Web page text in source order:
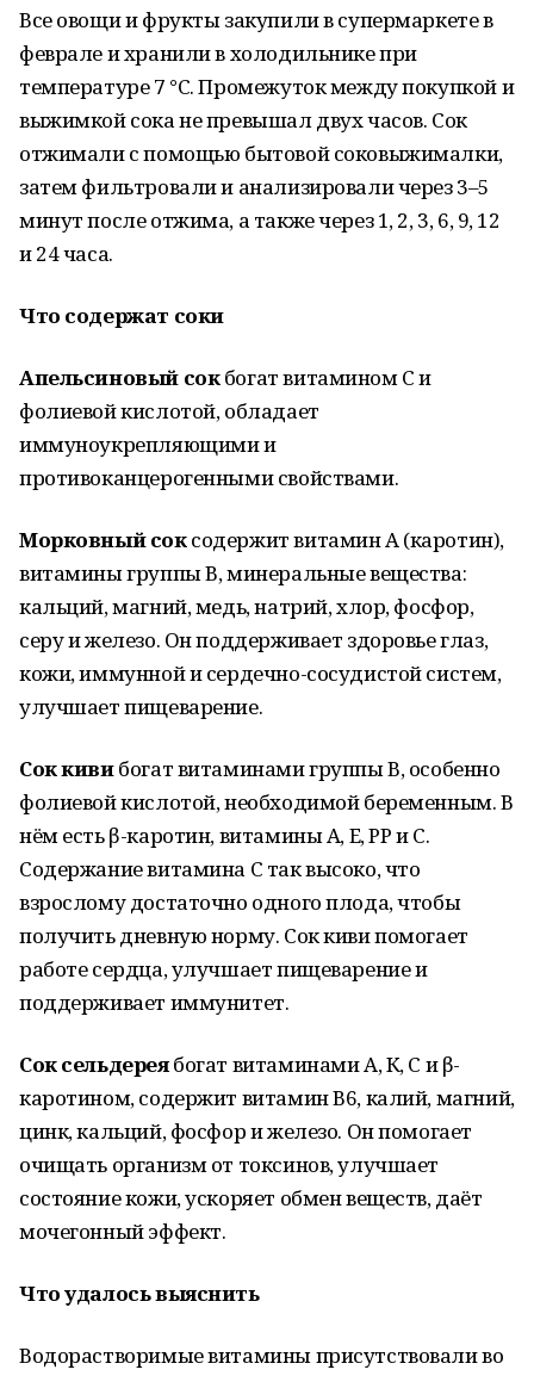
Все овощи и фрукты закупили в супермаркете в
феврале и хранили в холодильнике при
температуре 7 °С. Промежуток между покупкой и
выжимкой сока не превышал двух часов. Сок
отжимали с помощью бытовой соковыжималки,
затем фильтровали и анализировали через 3–5
минут после отжима, а также через 1, 2, 3, 6, 9, 12
и 24 часа.
Что содержат соки
Апельсиновый сокбогат витамином С и
фолиевой кислотой, обладает
иммуноукрепляющими и
противоканцерогенными свойствами.
Морковный соксодержит витамин А (каротин),
витамины группы В, минеральные вещества:
кальций, магний, медь, натрий, хлор, фосфор,
серу и железо. Он поддерживает здоровье глаз,
кожи, иммунной и сердечно-сосудистой систем,
улучшает пищеварение.
Сок кивибогат витаминами группы В, особенно
фолиевой кислотой, необходимой беременным. В
нём есть β-каротин, витамины А, Е, РР и С.
Содержание витамина С так высоко, что
взрослому достаточно одного плода, чтобы
получить дневную норму. Сок киви помогает
работе сердца, улучшает пищеварение и
поддерживает иммунитет.
Сок сельдереябогат витаминами А, К, С и β-
каротином, содержит витамин В6, калий, магний,
цинк, кальций, фосфор и железо. Он помогает
очищать организм от токсинов, улучшает
состояние кожи, ускоряет обмен веществ, даёт
мочегонный эффект.
Что удалось выяснить
Водорастворимые витамины присутствовали во